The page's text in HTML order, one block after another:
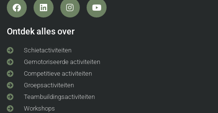
Ontdek alles over
Schietactiviteiten
Gemotoriseerde activiteiten
Competitieve activiteiten
Groepsactiviteiten
Teambuildingsactiviteiten
Workshops